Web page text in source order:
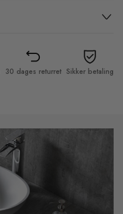
30 dages returret Sikker betaling